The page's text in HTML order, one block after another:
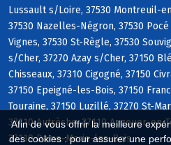
Afin de vous offrir la meilleure
des cookies : pour assurer une
Lussault s/Loire, 37530 Montreuil-
37530 Nazelles-Négron, 37530
Vignes, 37530 St-Règle, 37530
s/Cher, 37270 Azay s/Cher, 37150
Chisseaux, 37310 Cigogné, 37150
37150 Epeigné-les-Bois, 37150
Touraine, 37150 Luzillé, 37270 St-
37110 Autrèche, 37110 Auzouer-en-
37110 Dame-Marie-les-Bois